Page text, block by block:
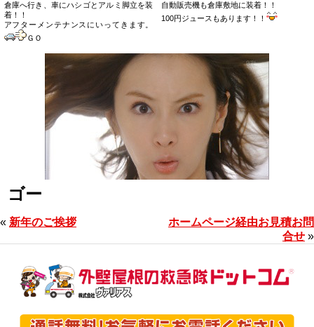
倉庫へ行き、車にハシゴとアルミ脚立を装
着！！
アフターメンテナンスにいってきます。
ＧＯ
自動販売機も倉庫敷地に装着！！
100円ジュースもあります！！
ゴー
« 新年のご挨拶
ホームページ経由お見積お問
合せ »